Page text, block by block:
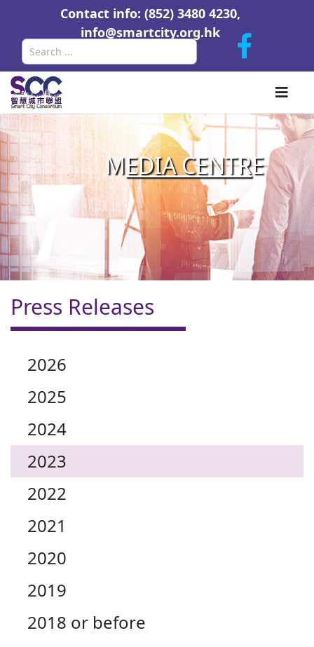
Contact info: (852) 3480 4230,
info@smartcity.org.hk
MEDIA CENTRE
Press Releases
2026
2025
2024
2023
2022
2021
2020
2019
2018 or before